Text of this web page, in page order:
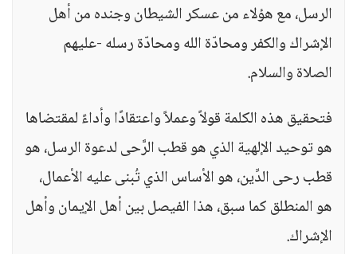
الرسل، مع هؤلاء من عسكر الشيطان وجنده من أهل
الإشراك والكفر ومحادّة الله ومحادّة رسله -عليهم
الصلاة والسلام.
فتحقيق هذه الكلمة قولاً وعملاً واعتقادًا وأداءً لمقتضاها
هو توحيد الإلهية الذي هو قطب الرَّحى لدعوة الرسل، هو
قطب رحى الدِّين، هو الأساس الذي تُبنى عليه الأعمال،
هو المنطلق كما سبق، هذا الفيصل بين أهل الإيمان وأهل
الإشراك.